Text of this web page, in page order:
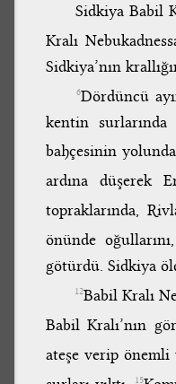
Sidkiya Babil
Kralı
Sidkiya’nın
6Dördüncü
kentin surlarında
bahçesinin
ardına düşerek
topraklarında,
önünde
götürdü. Sidkiya
12Babil Kralı
Babil Kralı’nın
ateşe verip önemli
15